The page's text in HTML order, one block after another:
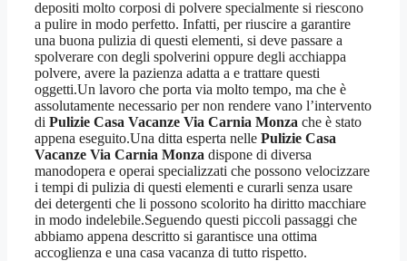
depositi molto corposi di polvere specialmente si riescono
a pulire in modo perfetto. Infatti, per riuscire a garantire
una buona pulizia di questi elementi, si deve passare a
spolverare con degli spolverini oppure degli acchiappa
polvere, avere la pazienza adatta a e trattare questi
oggetti.Un lavoro che porta via molto tempo, ma che è
assolutamente necessario per non rendere vano l’intervento
di Pulizie Casa Vacanze Via Carnia Monza che è stato
appena eseguito.Una ditta esperta nelle Pulizie Casa
Vacanze Via Carnia Monza dispone di diversa
manodopera e operai specializzati che possono velocizzare
i tempi di pulizia di questi elementi e curarli senza usare
dei detergenti che li possono scolorito ha diritto macchiare
in modo indelebile.Seguendo questi piccoli passaggi che
abbiamo appena descritto si garantisce una ottima
accoglienza e una casa vacanza di tutto rispetto.